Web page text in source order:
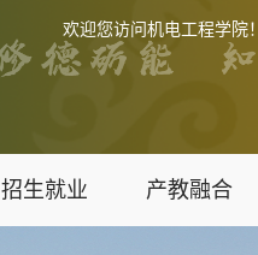
欢迎您访问机电工程学院！
招生就业 产教融合